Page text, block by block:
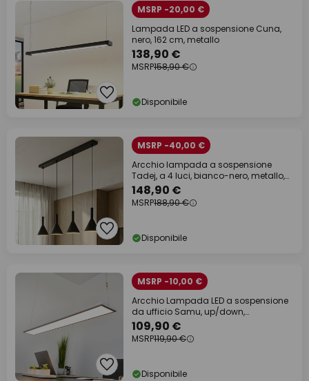
MSRP -20,00 €
Lampada LED a sospensione Cuna,
nero, 162 cm, metallo
138,90 €
MSRP158,90 €
Disponibile
MSRP -40,00 €
Arcchio lampada a sospensione
Tadej, a 4 luci, bianco-nero, metallo,
E27
148,90 €
MSRP188,90 €
Disponibile
MSRP -10,00 €
Arcchio Lampada LED a sospensione
da ufficio Samu, up/down,
dimmerabile,
109,90 €
MSRP119,90 €
Disponibile